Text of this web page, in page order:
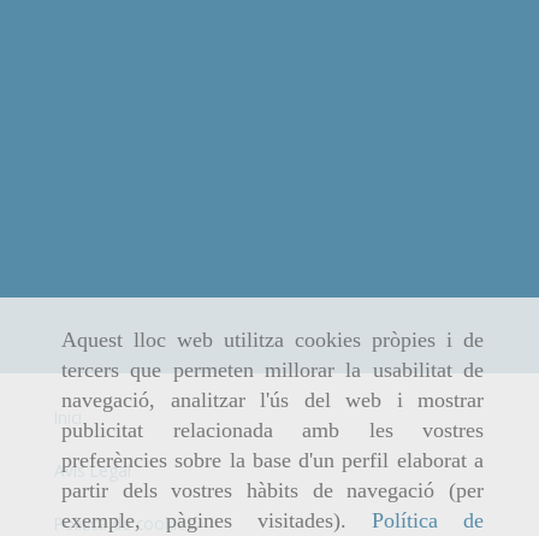
Aquest lloc web utilitza cookies pròpies i de
tercers que permeten millorar la usabilitat de
navegació, analitzar l'ús del web i mostrar
publicitat relacionada amb les vostres
preferències sobre la base d'un perfil elaborat a
partir dels vostres hàbits de navegació (per
exemple, pàgines visitades). Política de
Avís Legal
Política de cookies